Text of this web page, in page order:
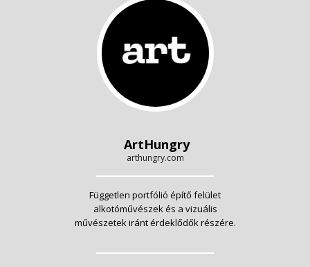
ArtHungry
arthungry.com
Független portfólió építő felület
alkotóművészek és a vizuális
művészetek iránt érdeklődők részére.